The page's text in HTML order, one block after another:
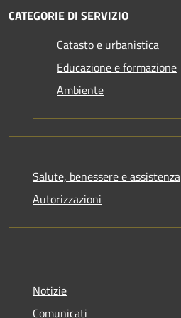
CATEGORIE DI SERVIZIO
Catasto e urbanistica
Educazione e formazione
Ambiente
Salute, benessere e assistenza
Autorizzazioni
Notizie
Comunicati